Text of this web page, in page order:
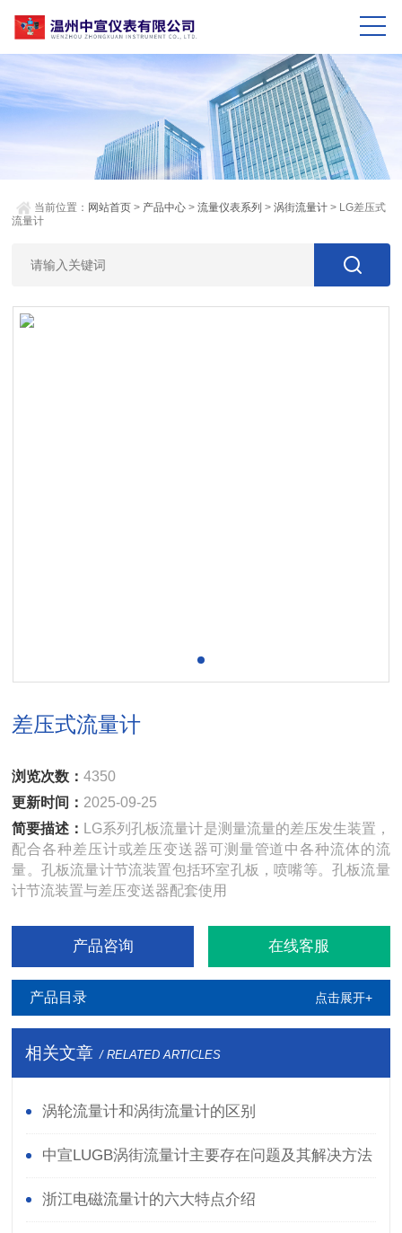
当前位置： 网站首页 > 产品中心 >流量仪表系列 >涡街流量计 > LG差压式
流量计
差压式流量计
浏览次数：4350
更新时间： 2025-09-25
简要描述：
LG系列孔板流量计是测量流量的差压发生装置，
配合各种差压计或差压变送器可测量管道中各种流体的流
量。孔板流量计节流装置包括环室孔板，喷嘴等。孔板流量
计节流装置与差压变送器配套使用
产品咨询 在线客服
产品目录 点击展开+
相关文章 / RELATED ARTICLES
涡轮流量计和涡街流量计的区别
中宣LUGB涡街流量计主要存在问题及其解决方法
浙江电磁流量计的六大特点介绍